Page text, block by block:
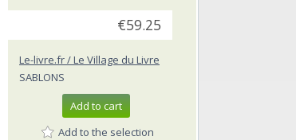
€59.25
Le-livre.fr / Le Village du Livre
SABLONS
Add to cart
Add to the selection